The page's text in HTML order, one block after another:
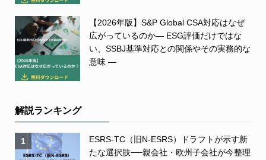
【2026年版】S&P Global CSA対応はなぜ
広がっているのか― ESG評価だけではな
い、SSBJ基準対応との関係やその実務的な
意味 ―
解説ランキング
1
ESRS-TC（旧N-ESRS）ドラフトが示す新
たな選択肢──親会社・欧州子会社が今整理